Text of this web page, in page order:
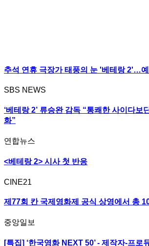
추석 연휴 극장가 태풍의 눈 '베테랑 2'…
SBS NEWS
‘베테랑 2’ 류승완 감독 “통쾌한 사이다보
화”
연합뉴스
<베테랑 2> 시사 첫 반응
CINE21
제77회 칸 국제영화제 공식 상영에서 총
중앙일보
[특집] ‘한국영화 NEXT 50’ - 제작자-프로